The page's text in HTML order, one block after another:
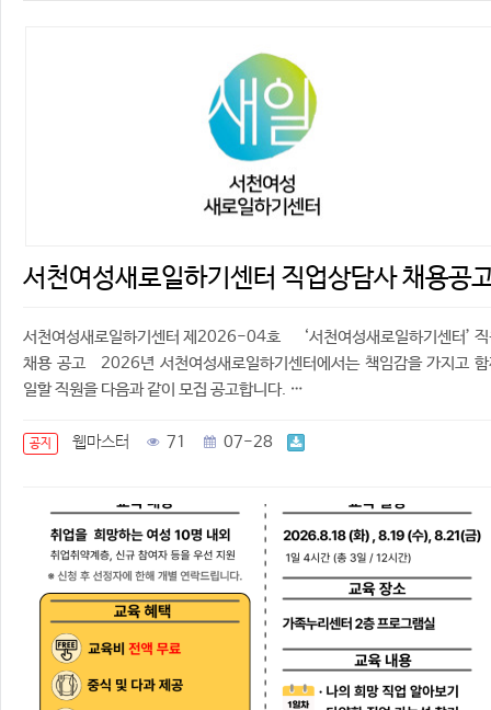
서천여성새로일하기센터 직업상담사 채용공
서천여성새로일하기센터 제2026-04호 ‘서천여성새로일하기센터’ 직
채용 공고 2026년 서천여성새로일하기센터에서는 책임감을 가지고
일할 직원을 다음과 같이 모집 공고합니다. …
공지 웹마스터 71 07-28